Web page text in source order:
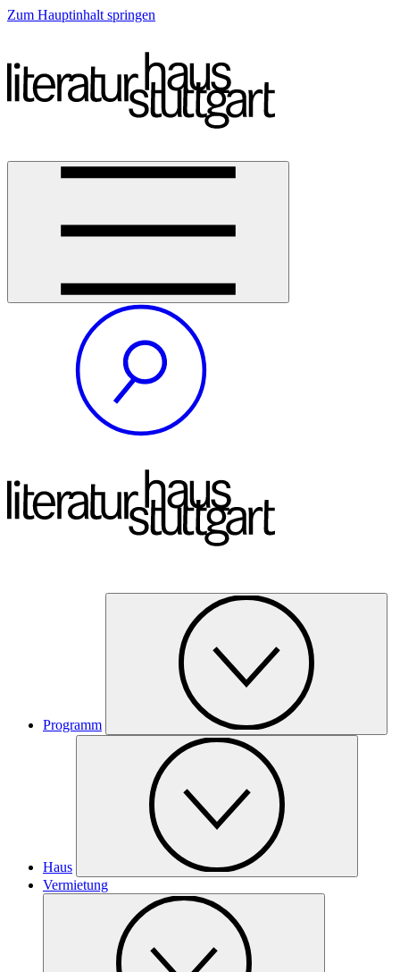
Zum Hauptinhalt springen
Programm
Haus
Vermietung